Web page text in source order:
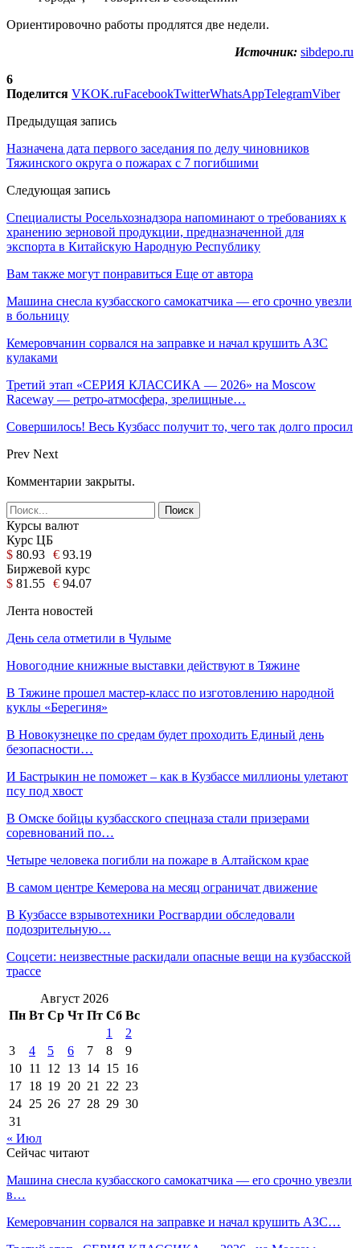
Ориентировочно работы продлятся две недели.
Источник: sibdepo.ru
6
Поделится VKOK.ruFacebookTwitterWhatsAppTelegramViber
Предыдущая запись
Назначена дата первого заседания по делу чиновников
Тяжинского округа о пожарах с 7 погибшими
Следующая запись
Специалисты Росельхознадзора напоминают о требованиях к
хранению зерновой продукции, предназначенной для
экспорта в Китайскую Народную Республику
Вам также могут понравиться Еще от автора
Машина снесла кузбасского самокатчика — его срочно увезли
в больницу
Кемеровчанин сорвался на заправке и начал крушить АЗС
кулаками
Третий этап «СЕРИЯ КЛАССИКА — 2026» на Moscow
Raceway — ретро‑атмосфера, зрелищные…
Совершилось! Весь Кузбасс получит то, чего так долго просил
Prev Next
Комментарии закрыты.
Курсы валют
Курс ЦБ
$ 80.93 € 93.19
Биржевой курс
$ 81.55 € 94.07
Лента новостей
День села отметили в Чулыме
Новогодние книжные выставки действуют в Тяжине
В Тяжине прошел мастер-класс по изготовлению народной
куклы «Берегиня»
В Новокузнецке по средам будет проходить Единый день
безопасности…
И Бастрыкин не поможет – как в Кузбассе миллионы улетают
псу под хвост
В Омске бойцы кузбасского спецназа стали призерами
соревнований по…
Четыре человека погибли на пожаре в Алтайском крае
В самом центре Кемерова на месяц ограничат движение
В Кузбассе взрывотехники Росгвардии обследовали
подозрительную…
Соцсети: неизвестные раскидали опасные вещи на кузбасской
трассе
Август 2026
Пн Вт Ср Чт Пт Сб Вс
1
2
3
4 5 6 7 8
9
10 11 12 13 14 15 16
17 18 19 20 21 22 23
24 25 26 27 28 29 30
31
« Июл
Сейчас читают
Машина снесла кузбасского самокатчика — его срочно увезли
в…
Кемеровчанин сорвался на заправке и начал крушить АЗС…